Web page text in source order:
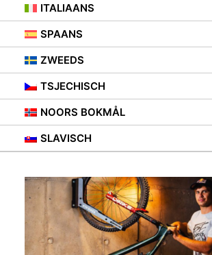
ITALIAANS
SPAANS
ZWEEDS
TSJECHISCH
NOORS BOKMÅL
SLAVISCH
szymongodziek